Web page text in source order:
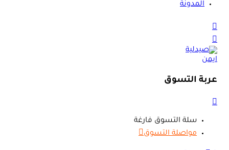
المدونة
عربة التسوق
سلة التسوق فارغة
مواصلة التسوق